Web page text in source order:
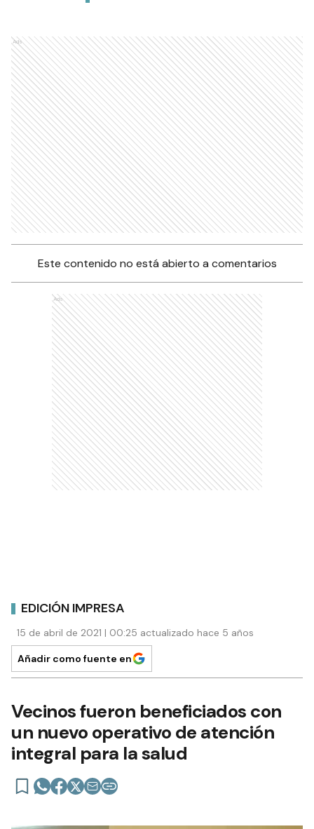
Ads
Este contenido no está abierto a comentarios
Ads
EDICIÓN IMPRESA
15 de abril de 2021 | 00:25 actualizado hace 5 años
Añadir como fuente en
Vecinos fueron beneficiados con
un nuevo operativo de atención
integral para la salud